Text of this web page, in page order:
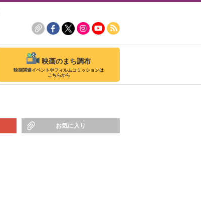
映画のまち調布
映画関連イベントやフィルムコミッションは
こちらから
お気に入り